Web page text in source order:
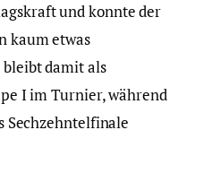
und konnte der
kaum etwas
bleibt damit als
I im Turnier, während
Sechzehntelfinale